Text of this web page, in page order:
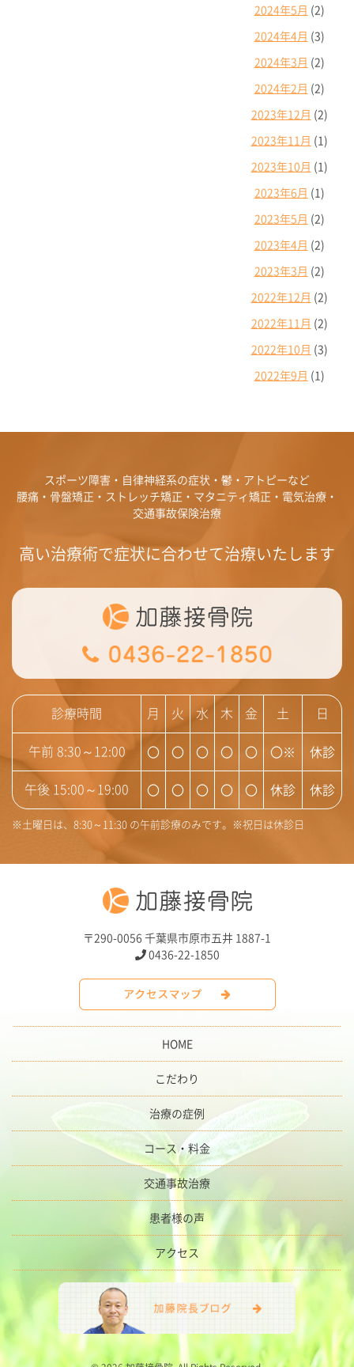
2024年5月 (2)
2024年4月 (3)
2024年3月 (2)
2024年2月 (2)
2023年12月 (2)
2023年11月 (1)
2023年10月 (1)
2023年6月 (1)
2023年5月 (2)
2023年4月 (2)
2023年3月 (2)
2022年12月 (2)
2022年11月 (2)
2022年10月 (3)
2022年9月 (1)
スポーツ障害・自律神経系の症状・鬱・アトピーなど
腰痛・骨盤矯正・ストレッチ矯正・マタニティ矯正・電気治療・
交通事故保険治療
高い治療術で症状に合わせて治療いたします
診療時間 月 火 水 木 金 土 日
午前 8:30～12:00 〇 〇 〇 〇 〇 〇※ 休診
午後 15:00～19:00 〇 〇 〇 〇 〇 休診 休診
※土曜日は、8:30～11:30 の午前診療のみです。※祝日は休診日
〒290-0056 千葉県市原市五井 1887-1
0436-22-1850
HOME
こだわり
治療の症例
コース・料金
交通事故治療
患者様の声
アクセス